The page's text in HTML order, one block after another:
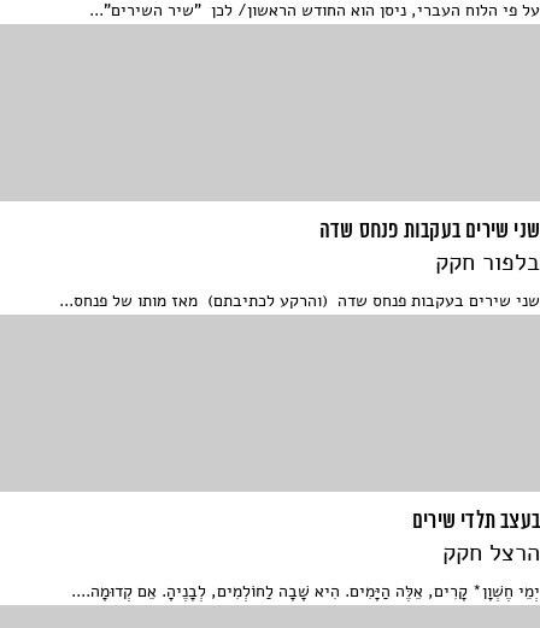
על פי הלוח העברי, ניסן הוא החודש הראשון/ לכן "שיר השירים"...
שני שירים בעקבות פנחס שדה
בלפור חקק
שני שירים בעקבות פנחס שדה (והרקע לכתיבתם) מאז מותו של פנחס...
בעצב תלדי שירים
הרצל חקק
יְמֵי חֶשְׁוָן* קָרִים, אֵלֶּה הַיָּמִים. הִיא שָׁבָה לַחוֹלְמִים, לְבָנֶיהָ. אֵם קְדוּמָה....